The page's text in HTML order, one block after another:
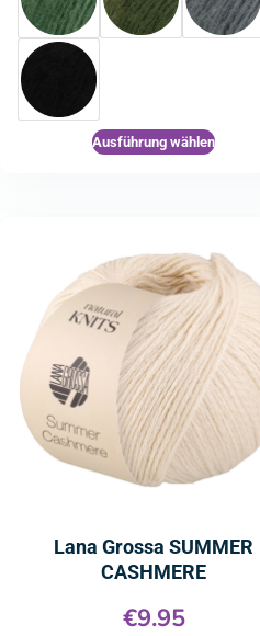
Ausführung wählen
Lana Grossa SUMMER
CASHMERE
€9.95